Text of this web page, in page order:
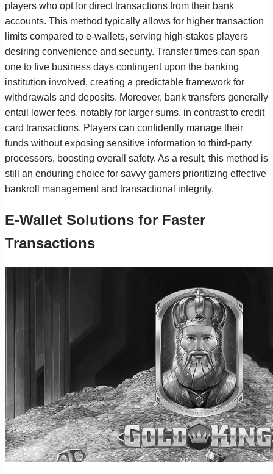
players who opt for direct transactions from their bank
accounts. This method typically allows for higher transaction
limits compared to e-wallets, serving high-stakes players
desiring convenience and security. Transfer times can span
one to five business days contingent upon the banking
institution involved, creating a predictable framework for
withdrawals and deposits. Moreover, bank transfers generally
entail lower fees, notably for larger sums, in contrast to credit
card transactions. Players can confidently manage their
funds without exposing sensitive information to third-party
processors, boosting overall safety. As a result, this method is
still an enduring choice for savvy gamers prioritizing effective
bankroll management and transactional integrity.
E-Wallet Solutions for Faster
Transactions